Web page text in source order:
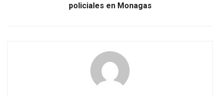
policiales en Monagas